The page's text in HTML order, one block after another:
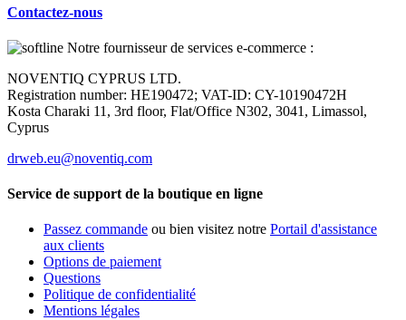
Contactez-nous
Notre fournisseur de services e-commerce :
NOVENTIQ CYPRUS LTD.
Registration number: НЕ190472; VAT-ID: CY-10190472H
Kosta Charaki 11, 3rd floor, Flat/Office N302, 3041, Limassol,
Cyprus
drweb.eu@noventiq.com
Service de support de la boutique en ligne
Passez commande ou bien visitez notre Portail d'assistance
aux clients
Options de paiement
Questions
Politique de confidentialité
Mentions légales